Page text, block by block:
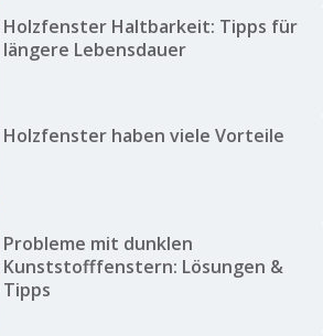
Holzfenster Haltbarkeit: Tipps für
längere Lebensdauer
Holzfenster haben viele Vorteile
Probleme mit dunklen
Kunststofffenstern: Lösungen &
Tipps